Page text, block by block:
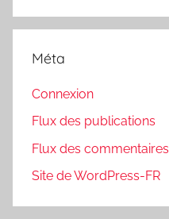
Méta
Connexion
Flux des publications
Flux des commentaires
Site de WordPress-FR